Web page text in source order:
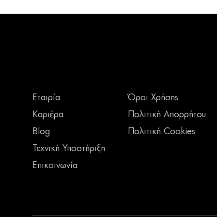
Εταιρία
Καριέρα
Blog
Τεχνική Υποστήριξη
Επικοινωνία
Όροι Χρήσης
Πολιτική Απορρήτου
Πολιτική Cookies